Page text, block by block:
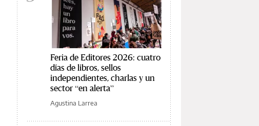
Feria de Editores 2026: cuatro
días de libros, sellos
independientes, charlas y un
sector “en alerta”
Agustina Larrea